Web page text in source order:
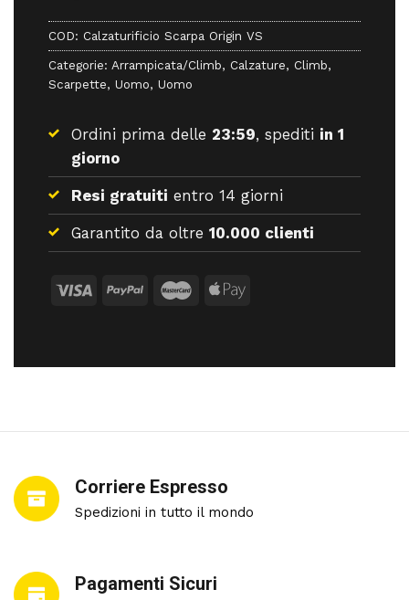
COD: Calzaturificio Scarpa Origin VS
Categorie: Arrampicata/Climb, Calzature, Climb,
Scarpette, Uomo, Uomo
Ordini prima delle 23:59, spediti in 1
giorno
Resi gratuiti entro 14 giorni
Garantito da oltre 10.000 clienti
Corriere Espresso
Spedizioni in tutto il mondo
Pagamenti Sicuri